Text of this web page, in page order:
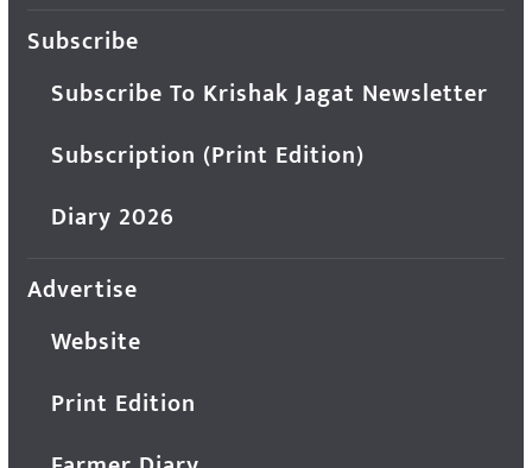
Subscribe
Subscribe To Krishak Jagat Newsletter
Subscription (Print Edition)
Diary 2026
Advertise
Website
Print Edition